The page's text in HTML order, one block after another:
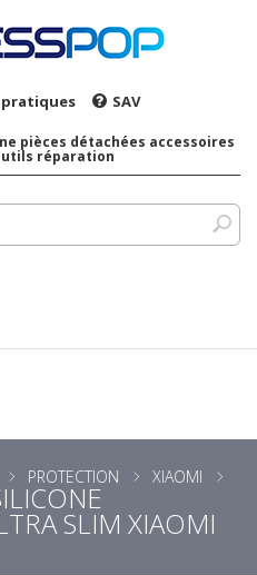
SAV
pièces détachées accessoires
réparation
PROTECTION
XIAOMI
SLIM XIAOMI